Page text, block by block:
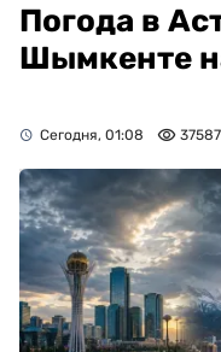
Погода в
Шымкенте
Сегодня, 01:08 37587